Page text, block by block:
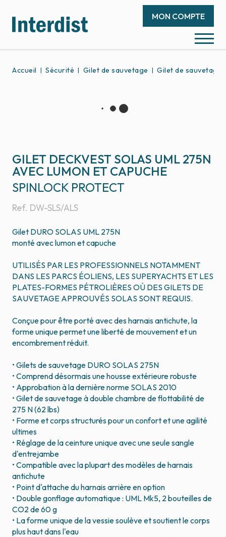
MON COMPTE
Accueil Sécurité Gilet de sauvetage Gilet de sauvetage
GILET DECKVEST SOLAS UML 275N
AVEC LUMON ET CAPUCHE
Ref. DW-SLS/ALS
SPINLOCK PROTECT
Gilet DURO SOLAS UML 275N
monté avec lumon et capuche
UTILISÉS PAR LES PROFESSIONNELS NOTAMMENT
DANS LES PARCS ÉOLIENS, LES SUPERYACHTS ET LES
PLATES-FORMES PÉTROLIÈRES OÙ DES GILETS DE
SAUVETAGE APPROUVÉS SOLAS SONT REQUIS.
Conçue pour être porté avec des harnais antichute, la
forme unique permet une liberté de mouvement et un
encombrement réduit.
• Gilets de sauvetage DURO SOLAS 275N
• Comprend désormais une housse extérieure robuste
• Approbation à la dernière norme SOLAS 2010
• Gilet de sauvetage à double chambre de flottabilité de
275 N (62 lbs)
• Forme et corps structurés pour un confort et une agilité
ultimes
• Réglage de la ceinture unique avec une seule sangle
d'entrejambe
• Compatible avec la plupart des modèles de harnais
antichute
• Point d'attache du harnais arrière en option
• Double gonflage automatique : UML Mk5, 2 bouteilles de
CO2 de 60 g
• La forme unique de la vessie soulève et soutient le corps
plus haut dans l'eau